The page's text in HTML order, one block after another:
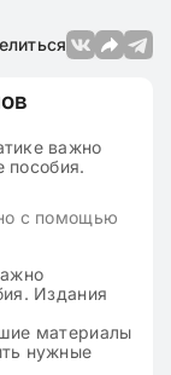
с помощью
Издания
материалы
нужные